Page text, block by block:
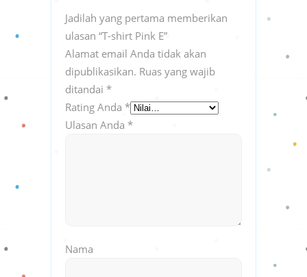
Jadilah yang pertama memberikan
ulasan “T-shirt Pink E”
Alamat email Anda tidak akan
dipublikasikan. Ruas yang wajib
ditandai *
Rating Anda *
Ulasan Anda *
Nama